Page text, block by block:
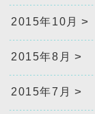
2015年10月
2015年8月
2015年7月